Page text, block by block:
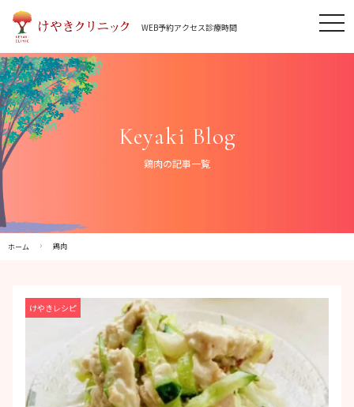
Skip
content
WEB予約アクセス診療時間
Keyaki Blog
鶏肉の記事一覧
ホーム 鶏肉
けやきレシピ